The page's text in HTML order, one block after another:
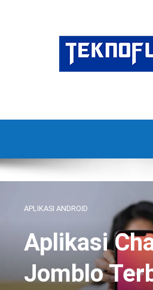
APLIKASI ANDROID
Aplikasi
Jomblo